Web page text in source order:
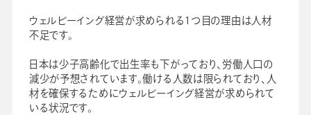
ウェルビーイング経営が求められる1つ目の理由は人材
不足です。
日本は少子高齢化で出生率も下がっており、労働人口の
減少が予想されています。働ける人数は限られており、人
材を確保するためにウェルビーイング経営が求められて
いる状況です。